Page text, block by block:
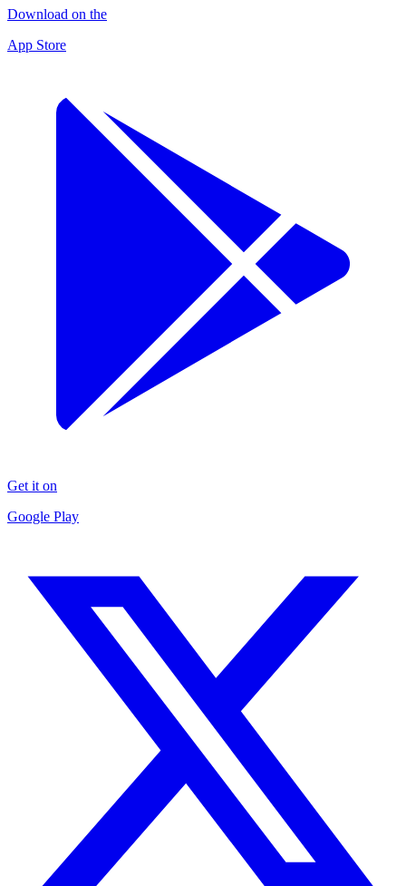
Download on the
App Store
Get it on
Google Play